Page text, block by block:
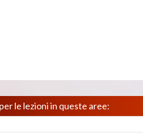
le lezioni in queste aree: